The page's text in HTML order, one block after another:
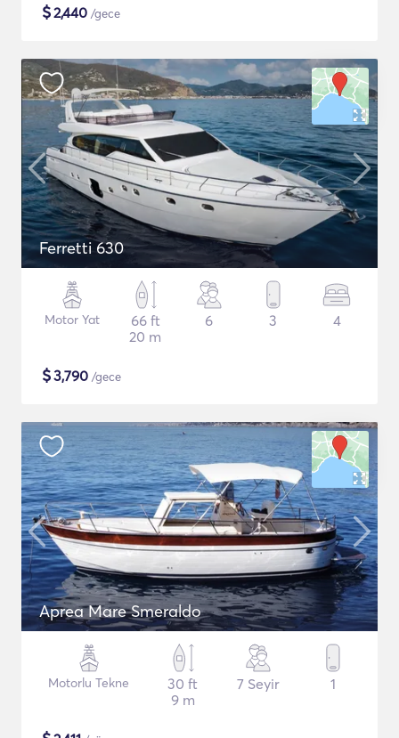
$2,440 /gece
Ferretti 630
Motor Yat
66 ft
20 m
6 3 4
$3,790 /gece
Aprea Mare Smeraldo
Motorlu Tekne
30 ft
9 m
7 Seyir 1